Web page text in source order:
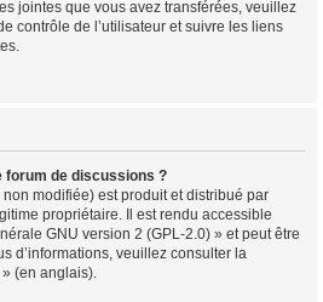
jointes que vous avez transférées, veuillez
contrôle de l’utilisateur et suivre les liens
forum de discussions ?
modifiée) est produit et distribué par
propriétaire. Il est rendu accessible
GNU version 2 (GPL-2.0) » et peut être
d’informations, veuillez consulter la
» (en anglais).